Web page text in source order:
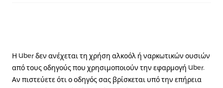
Η Uber δεν ανέχεται τη χρήση αλκοόλ ή ναρκωτικών ουσιών
από τους οδηγούς που χρησιμοποιούν την εφαρμογή Uber.
Αν πιστεύετε ότι ο οδηγός σας βρίσκεται υπό την επήρεια